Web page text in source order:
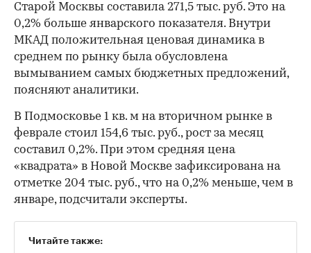
Старой Москвы составила 271,5 тыс. руб. Это на
0,2% больше январского показателя. Внутри
МКАД положительная ценовая динамика в
среднем по рынку была обусловлена
вымыванием самых бюджетных предложений,
поясняют аналитики.
В Подмосковье 1 кв. м на вторичном рынке в
феврале стоил 154,6 тыс. руб., рост за месяц
составил 0,2%. При этом средняя цена
«квадрата» в Новой Москве зафиксирована на
отметке 204 тыс. руб., что на 0,2% меньше, чем в
январе, подсчитали эксперты.
Читайте также: